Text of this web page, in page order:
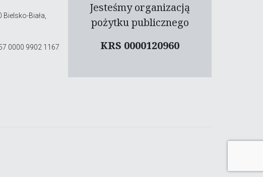
Bielsko-Biała,
0000 9902 1167
Jesteśmy organizacją
pożytku publicznego
KRS 0000120960